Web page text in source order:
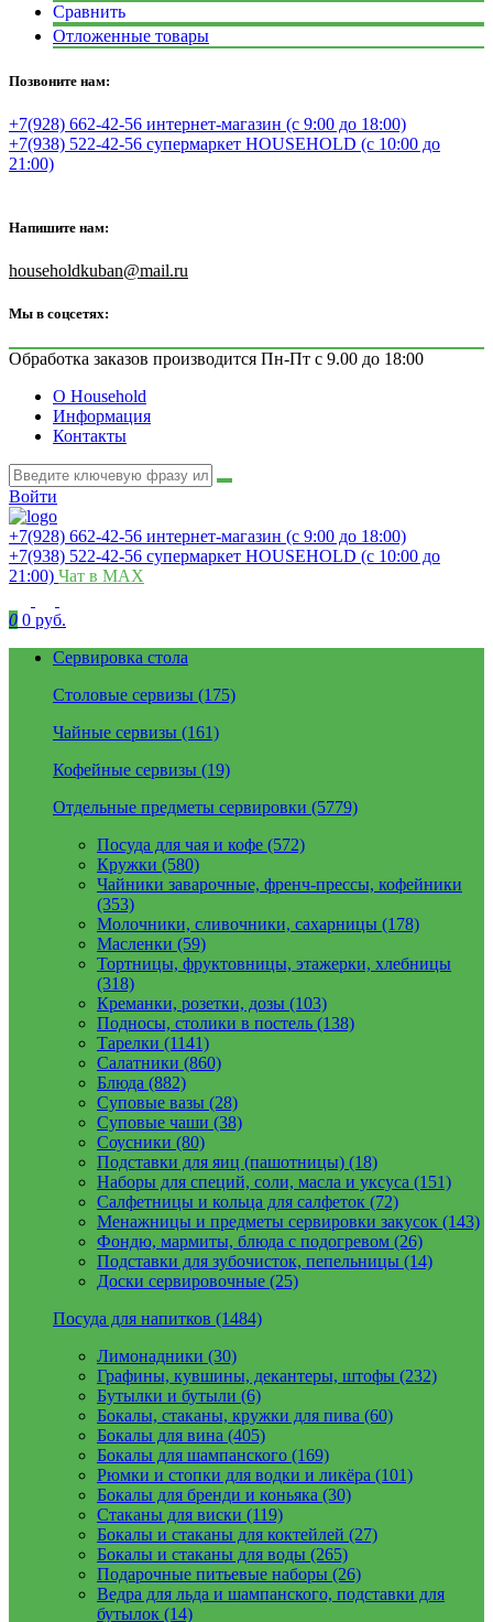
Сравнить
Отложенные товары
Позвоните нам:
+7(928) 662-42-56 интернет-магазин (с 9:00 до 18:00)
+7(938) 522-42-56 супермаркет HOUSEHOLD (с 10:00 до
21:00)
Напишите нам:
householdkuban@mail.ru
Мы в соцсетях:
Обработка заказов производится Пн-Пт с 9.00 до 18:00
О Household
Информация
Контакты
Войти
+7(928) 662-42-56 интернет-магазин (с 9:00 до 18:00)
+7(938) 522-42-56 супермаркет HOUSEHOLD (с 10:00 до
21:00) Чат в MAX
0 0 руб.
Сервировка стола
Столовые сервизы (175)
Чайные сервизы (161)
Кофейные сервизы (19)
Отдельные предметы сервировки (5779)
Посуда для чая и кофе (572)
Кружки (580)
Чайники заварочные, френч-прессы, кофейники
(353)
Молочники, сливочники, сахарницы (178)
Масленки (59)
Тортницы, фруктовницы, этажерки, хлебницы
(318)
Креманки, розетки, дозы (103)
Подносы, столики в постель (138)
Тарелки (1141)
Салатники (860)
Блюда (882)
Суповые вазы (28)
Суповые чаши (38)
Соусники (80)
Подставки для яиц (пашотницы) (18)
Наборы для специй, соли, масла и уксуса (151)
Салфетницы и кольца для салфеток (72)
Менажницы и предметы сервировки закусок (143)
Фондю, мармиты, блюда с подогревом (26)
Подставки для зубочисток, пепельницы (14)
Доски сервировочные (25)
Посуда для напитков (1484)
Лимонадники (30)
Графины, кувшины, декантеры, штофы (232)
Бутылки и бутыли (6)
Бокалы, стаканы, кружки для пива (60)
Бокалы для вина (405)
Бокалы для шампанского (169)
Рюмки и стопки для водки и ликёра (101)
Бокалы для бренди и коньяка (30)
Стаканы для виски (119)
Бокалы и стаканы для коктейлей (27)
Бокалы и стаканы для воды (265)
Подарочные питьевые наборы (26)
Ведра для льда и шампанского, подставки для
бутылок (14)